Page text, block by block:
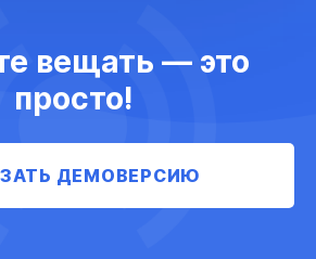
вещать — это
просто!
ДЕМОВЕРСИЮ